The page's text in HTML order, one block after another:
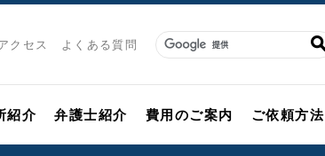
クセス よくある質問
紹介 弁護士紹介 費用のご案内 ご依頼方法